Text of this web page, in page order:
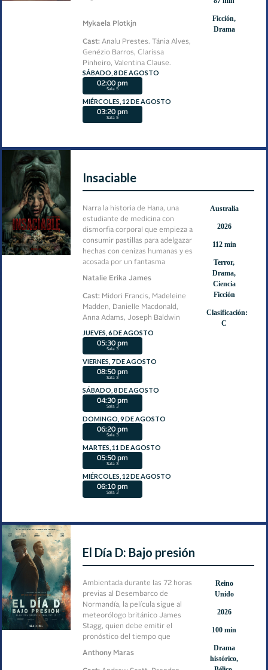
Mykaela Plotkjn
Cast: Analu Prestes. Tánia Alves,
Genézio Barros, Clarissa
Pinheiro, Valentina Clause.
Ficción,
Drama
SÁBADO, 8 DE AGOSTO
02:00 pm
Sala 5
MIÉRCOLES, 12 DE AGOSTO
03:20 pm
Sala 5
Insaciable
Narra la historia de Hana, una
estudiante de medicina con
dismorfia corporal que empieza a
consumir pastillas para adelgazar
hechas con cenizas humanas y es
acosada por un fantasma
Natalie Erika James
Cast: Midori Francis, Madeleine
Madden, Danielle Macdonald,
Anna Adams, Joseph Baldwin
Australia
2026
112 min
Terror,
Drama,
Ciencia
Ficción
Clasificación:
C
JUEVES, 6 DE AGOSTO
05:30 pm
Sala 3
VIERNES, 7 DE AGOSTO
08:50 pm
Sala 3
SÁBADO, 8 DE AGOSTO
04:30 pm
Sala 3
DOMINGO, 9 DE AGOSTO
06:20 pm
Sala 3
MARTES, 11 DE AGOSTO
05:50 pm
Sala 3
MIÉRCOLES, 12 DE AGOSTO
06:10 pm
Sala 3
El Día D: Bajo presión
Ambientada durante las 72 horas
previas al Desembarco de
Normandía, la película sigue al
meteorólogo británico James
Stagg, quien debe emitir el
pronóstico del tiempo que
lanzan o retrasan la invasión del
Anthony Maras
Reino
Unido
2026
100 min
Drama
histórico,